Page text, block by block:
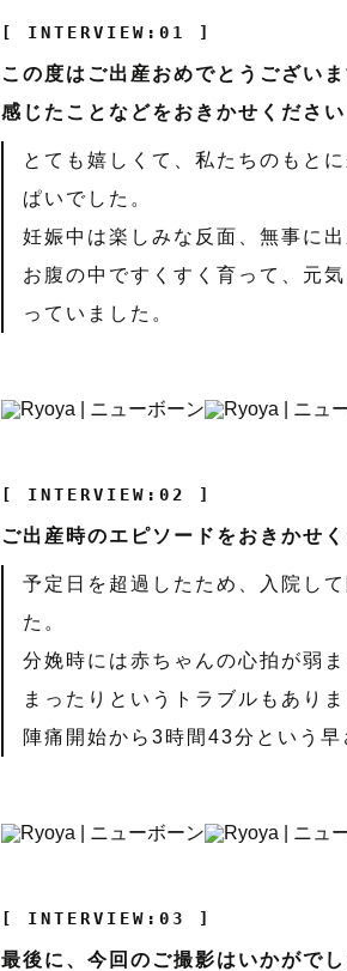
[ INTERVIEW:01 ]
この度はご出産おめでとうござい
感じたことなどをおきかせください
とても嬉しくて、私たちのもと
ぱいでした。
妊娠中は楽しみな反面、無事に
お腹の中ですくすく育って、元
っていました。
[ INTERVIEW:02 ]
ご出産時のエピソードをおきかせく
予定日を超過したため、入院し
た。
分娩時には赤ちゃんの心拍が弱
まったりというトラブルもあり
陣痛開始から3時間43分という
[ INTERVIEW:03 ]
最後に、今回のご撮影はいかがで